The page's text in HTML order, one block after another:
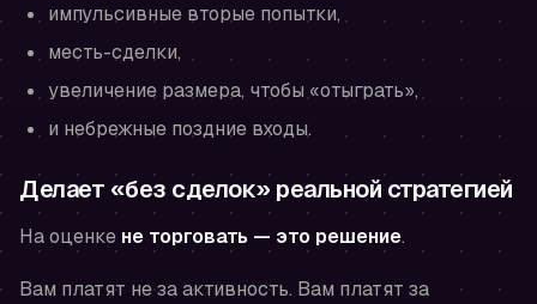
импульсивные вторые попытки,
месть-сделки,
увеличение размера, чтобы «отыграть»,
и небрежные поздние входы.
Делает «без сделок» реальной стратегией
На оценке не торговать — это решение.
Вам платят не за активность. Вам платят за